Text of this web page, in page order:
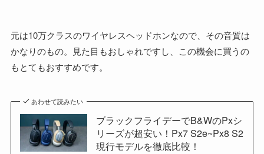
元は10万クラスのワイヤレスヘッドホンなので、その音質は
かなりのもの。見た目もおしゃれですし、この機会に買うの
もとてもおすすめです。
あわせて読みたい
ブラックフライデーでB&WのPxシ
リーズが超安い！Px7 S2e~Px8 S2
現行モデルを徹底比較！